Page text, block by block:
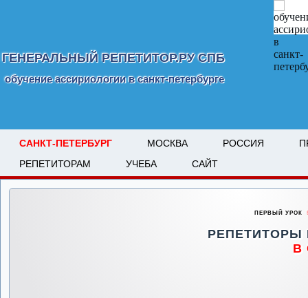
ГЕНЕРАЛЬНЫЙ РЕПЕТИТОР.РУ СПБ
обучение ассириологии в санкт-петербурге
САНКТ-ПЕТЕРБУРГ МОСКВА РОССИЯ
РЕПЕТИТОРАМ
УЧЕБА САЙТ
ПЕРВЫЙ УРОК
РЕПЕТИТОРЫ
В